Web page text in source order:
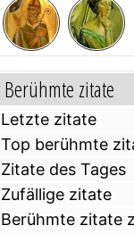
Berühmte zitate
Letzte zitate
Top berühmte
Zitate des Tages
Zufällige zitate
Berühmte zitate